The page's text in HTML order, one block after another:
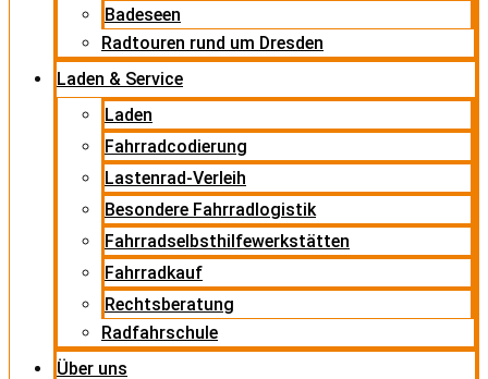
Badeseen
Radtouren rund um Dresden
Laden & Service
Laden
Fahrradcodierung
Lastenrad-Verleih
Besondere Fahrradlogistik
Fahrradselbsthilfewerkstätten
Fahrradkauf
Rechtsberatung
Radfahrschule
Über uns